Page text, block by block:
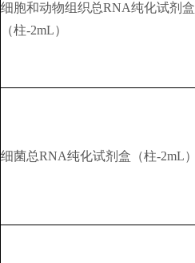
细胞和动物组织总RNA纯化试剂盒
（柱-2mL）
细菌总RNA纯化试剂盒（柱-2mL）